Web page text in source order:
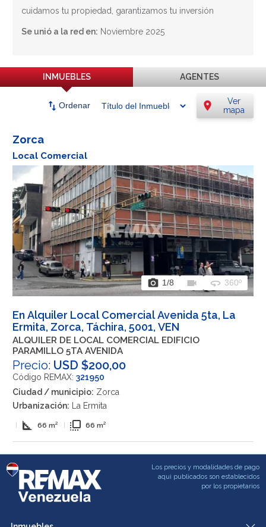
cuidamos tu propiedad, garantizamos tu inversión
Se unió a la red en: Noviembre 2025
INMUEBLES AGENTES
swap_vert Ordenar location_on
Ver
mapa
Zorca
Local Comercial
photo_camera 1/8 videocam 360 360º
En Alquiler Local Comercial Avenida 5ta, La
Ermita, Zorca, Táchira, 5001, VEN
ALQUILER DE LOCAL COMERCIAL EDIFICIO
PARAMILLO 5TA AVENIDA
Precio: USD $200,00
Código REMAX: 321950
Ciudad / municipio: Zorca
Urbanización: La Ermita
square_foot 66 m² flip_to_front 66 m²
Los precios y modalidades de pago
aqui publicados son establecidos
por los propietarios